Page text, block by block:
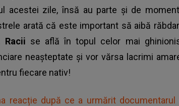
acestei zile, însă au parte și de
arată că este important să aibă
Racii se află în topul celor mai
neașteptate și vor vărsa lacrimi
fiecare nativ!
reacție după ce a urmărit documentarul